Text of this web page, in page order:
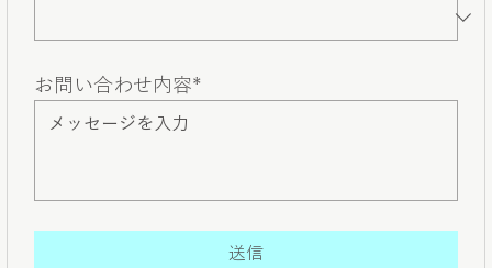
お問い合わせ内容*
送信